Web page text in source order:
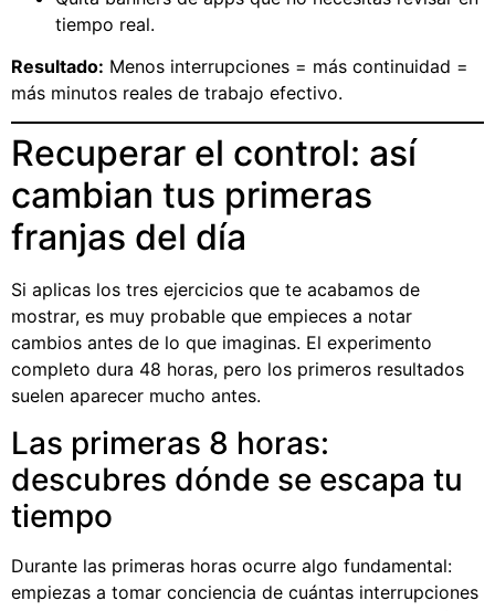
tiempo real.
Resultado: Menos interrupciones = más continuidad =
más minutos reales de trabajo efectivo.
Recuperar el control: así
cambian tus primeras
franjas del día
Si aplicas los tres ejercicios que te acabamos de
mostrar, es muy probable que empieces a notar
cambios antes de lo que imaginas. El experimento
completo dura 48 horas, pero los primeros resultados
suelen aparecer mucho antes.
Las primeras 8 horas:
descubres dónde se escapa tu
tiempo
Durante las primeras horas ocurre algo fundamental:
empiezas a tomar conciencia de cuántas interrupciones